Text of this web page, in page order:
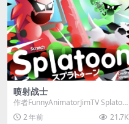
喷射战士
作者FunnyAnimatorJimTV Splatoo
n Online 是一款...
2 年前 21.7K